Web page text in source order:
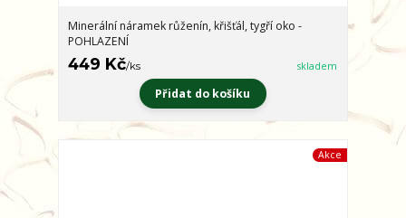
Minerální náramek růženín, křišťál, tygří oko -
POHLAZENÍ
449 Kč/ks skladem
Přidat do košíku
Akce